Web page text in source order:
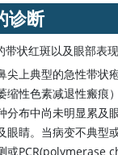
诊断
带状红斑以及眼部表现
尖上典型的急性带状
缩性色素减退性瘢痕
分布中尚未明显累
眼睛。当病变不典型
或PCR(polymerase